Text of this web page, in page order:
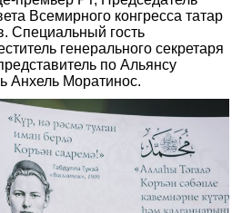
Всемирного конгресса татар
Специальный гость
генерального секретаря
по Альянсу
Анхель Моратинос.